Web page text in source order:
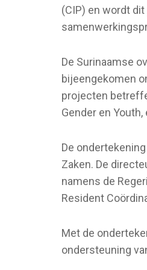
(CIP) en wordt
De Surinaamse
bijeengekomen
projecten
Gender en Youth,
De
Zaken. De
namens de
Resident
Met de
ondersteuning